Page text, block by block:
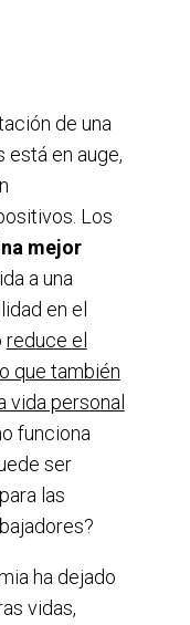
de una
está en auge,
Los
mejor
a una
en el
reduce el
que también
vida personal
funciona
ser
las
ha dejado
vidas,